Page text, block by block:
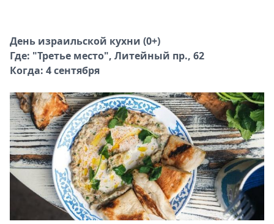
День израильской кухни (0+)
Где: "Третье место", Литейный пр., 62
Когда: 4 сентября